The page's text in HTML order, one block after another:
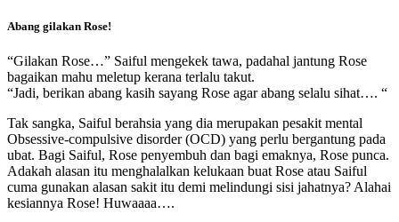
Abang gilakan Rose!
“Gilakan Rose…” Saiful mengekek tawa, padahal jantung Rose
bagaikan mahu meletup kerana terlalu takut.
“Jadi, berikan abang kasih sayang Rose agar abang selalu sihat…. “
Tak sangka, Saiful berahsia yang dia merupakan pesakit mental
Obsessive-compulsive disorder (OCD) yang perlu bergantung pada
ubat. Bagi Saiful, Rose penyembuh dan bagi emaknya, Rose punca.
Adakah alasan itu menghalalkan kelukaan buat Rose atau Saiful
cuma gunakan alasan sakit itu demi melindungi sisi jahatnya? Alahai
kesiannya Rose! Huwaaaa….